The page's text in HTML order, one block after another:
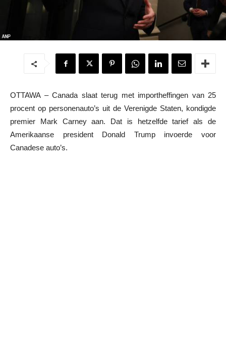
OTTAWA – Canada slaat terug met importheffingen van 25
procent op personenauto’s uit de Verenigde Staten, kondigde
premier Mark Carney aan. Dat is hetzelfde tarief als de
Amerikaanse president Donald Trump invoerde voor
Canadese auto’s.